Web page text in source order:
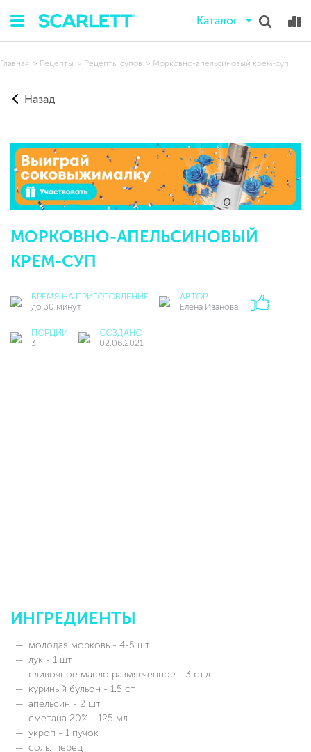
Каталог
Главная Рецепты Рецепты супов Морковно-апельсиновый крем-суп
Назад
МОРКОВНО-АПЕЛЬСИНОВЫЙ
КРЕМ-СУП
ВРЕМЯ НА ПРИГОТОВЛЕНИЕ
до 30 минут
АВТОР
Елена Иванова
ПОРЦИИ
3
СОЗДАНО
02.06.2021
ИНГРЕДИЕНТЫ
молодая морковь - 4-5 шт
лук - 1 шт
сливочное масло размягченное - 3 ст.л
куриный бульон - 1.5 ст
апельсин - 2 шт
сметана 20% - 125 мл
укроп - 1 пучок
соль, перец